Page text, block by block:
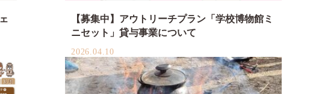
【募集中】アウトリーチプラン「学校博物館ミ
ニセット」貸与事業について
2026.04.10